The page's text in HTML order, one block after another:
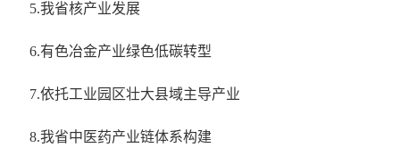
5.我省核产业发展
6.有色冶金产业绿色低碳转型
7.依托工业园区壮大县域主导产业
8.我省中医药产业链体系构建